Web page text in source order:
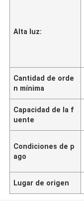
Alta luz:
Cantidad de orde
n mínima
Capacidad de la f
uente
Condiciones de p
ago
Lugar de origen